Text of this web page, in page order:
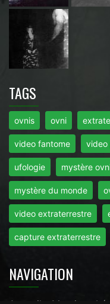
TAGS
ovnis ovni
video fantome video
ufologie mystère
mystère du monde
video extraterrestre
capture extraterrestre
NAVIGATION